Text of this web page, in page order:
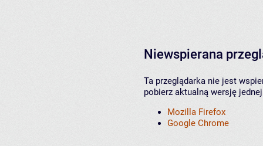
Niewspierana
Ta przeglądarka nie jest
pobierz aktualną wersję
Mozilla Firefox
Google Chrome